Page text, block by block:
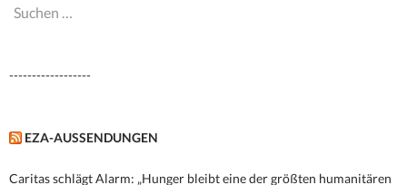
Suchen
------------------
EZA-AUSSENDUNGEN
Caritas schlägt Alarm: „Hunger bleibt eine der größten humanitären